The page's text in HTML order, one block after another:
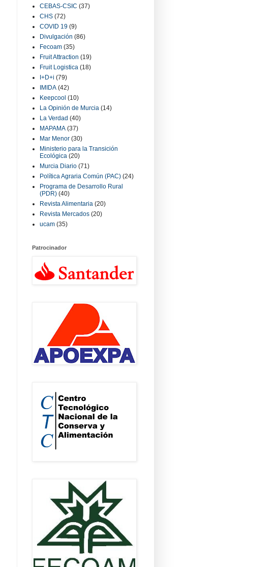
CEBAS-CSIC (37)
CHS (72)
COVID 19 (9)
Divulgación (86)
Fecoam (35)
Fruit Attraction (19)
Fruit Logistica (18)
I+D+i (79)
IMIDA (42)
Keepcool (10)
La Opinión de Murcia (14)
La Verdad (40)
MAPAMA (37)
Mar Menor (30)
Ministerio para la Transición
Ecológica (20)
Murcia Diario (71)
Política Agraria Común (PAC) (24)
Programa de Desarrollo Rural
(PDR) (40)
Revista Alimentaria (20)
Revista Mercados (20)
ucam (35)
Patrocinador